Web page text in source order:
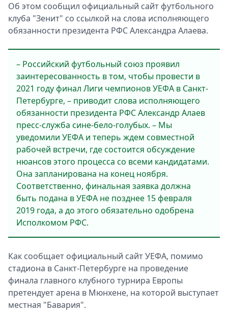
Об этом сообщил официальный сайт футбольного
клуба "Зенит" со ссылкой на слова исполняющего
обязанности президента РФС Александра Алаева.
– Российский футбольный союз проявил
заинтересованность в том, чтобы провести в
2021 году финал Лиги чемпионов УЕФА в Санкт-
Петербурге, – приводит слова исполняющего
обязанности президента РФС Александр Алаев
пресс-служба сине-бело-голубых. – Мы
уведомили УЕФА и теперь ждем совместной
рабочей встречи, где состоится обсуждение
нюансов этого процесса со всеми кандидатами.
Она запланирована на конец ноября.
Соответственно, финальная заявка должна
быть подана в УЕФА не позднее 15 февраля
2019 года, а до этого обязательно одобрена
Исполкомом РФС.
Как сообщает официальный сайт УЕФА, помимо
стадиона в Санкт-Петербурге на проведение
финала главного клубного турнира Европы
претендует арена в Мюнхене, на которой выступает
местная "Бавария".